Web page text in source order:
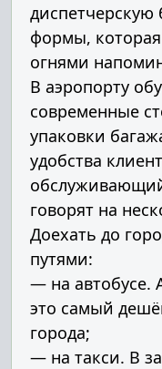
формы,
огнями
В аэропорту
современные
упаковки
удобства
говорят на
Доехать до
путями:
— на автобусе.
это самый
города;
— на такси. В